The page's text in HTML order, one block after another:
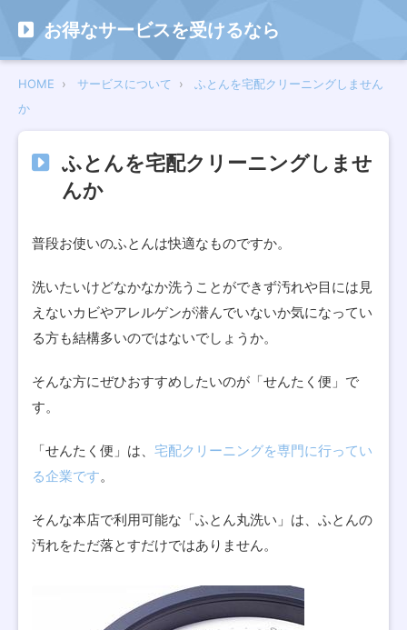
お得なサービスを受けるなら
HOME サービスについて
ふとんを宅配クリーニングしません
か
ふとんを宅配クリーニングしませ
んか
普段お使いのふとんは快適なものですか。
洗いたいけどなかなか洗うことができず汚れや目には見
えないカビやアレルゲンが潜んでいないか気になってい
る方も結構多いのではないでしょうか。
そんな方にぜひおすすめしたいのが「せんたく便」で
す。
「せんたく便」は、 宅配クリーニングを専門に行ってい
る企業です。
そんな本店で利用可能な「ふとん丸洗い」は、ふとんの
汚れをただ落とすだけではありません。